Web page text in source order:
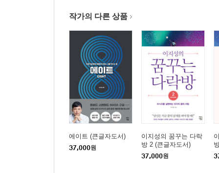
나오며. 모두가 인문학적인 삶을 사는 그날을 꿈꾸
부록 1. 부모와 교사를 위한 인문고전 독서교육 실
부록 2. 인문고전이 가져온 믿을 수 없는 기적들
부록 3. 초중고교 수학, 과학 교과과정을 만든 위대
작가의 다른 상품
에이트 (큰글자도서)
37,000원
이지성의 꿈꾸는 다락
방 2 (큰글자도서)
37,000원